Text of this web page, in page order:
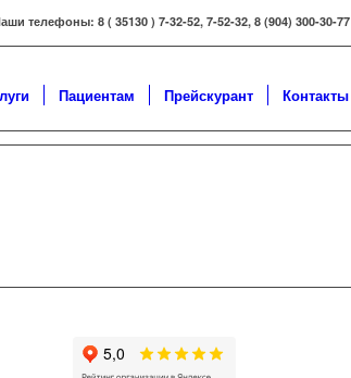
телефоны: 8 ( 35130 ) 7-32-52, 7-52-32, 8 (904) 300-30-77
Пациентам Прейскурант Контакты